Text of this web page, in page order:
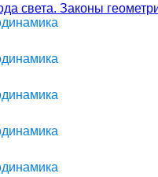
света. Законы